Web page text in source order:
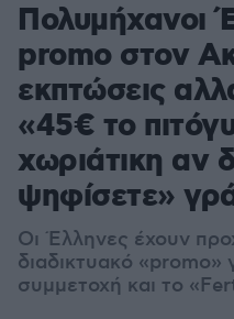
Πολυμήχανοι
promo στον
εκπτώσεις
«45€ το
χωριάτικη αν
ψηφίσετε»
Οι Έλληνες έχουν
διαδικτυακό «promo»
συμμετοχή και το